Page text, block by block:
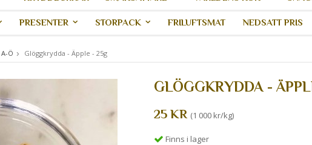
PRESENTER STORPACK FRILUFTSMAT NEDSATT PRIS
Ö Glöggkrydda - Äpple - 25g
GLÖGGKRYDDA -
25 KR (1 000 kr/kg)
Finns i lager